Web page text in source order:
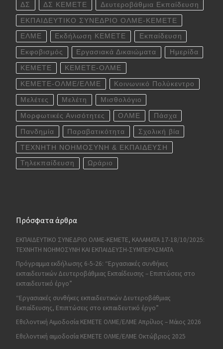
ΔΣ ΔΣ ΚΕΜΕΤΕ Δευτεροβάθμια Εκπαίδευση
ΕΚΠΑΙΔΕΥΤΙΚΟ ΣΥΝΕΔΡΙΟ ΟΛΜΕ-ΚΕΜΕΤΕ
ΕΛΜΕ Εκδήλωση ΚΕΜΕΤΕ Εκπαίδευση
Εκφοβισμός Εργασιακά Δικαιώματα Ημερίδα
ΚΕΜΕΤΕ ΚΕΜΕΤΕ-ΟΛΜΕ
ΚΕΜΕΤΕ-ΟΛΜΕ/ΕΛΜΕ Κοινωνικό Πολύκεντρο
Μελέτες Μελέτη Μισθολόγιο
Μορφωτικές Ανισότητες ΟΛΜΕ Πάσχα
Πανδημία Παραβατικότητα Σχολική βία
ΤΕΧΝΗΤΗ ΝΟΗΜΟΣΥΝΗ & ΕΚΠΑΙΔΕΥΣΗ
Τηλεκπαίδευση Ωράριο
Πρόσφατα άρθρα
ΕΚΠΑΙΔΕΥΤΙΚΟ ΣΥΝΕΔΡΙΟ ΟΛΜΕ-ΚΕΜΕΤΕ, ΚΑΛΑΜΑΤΑ 17-18/10/2025:
ΤΕΧΝΗΤΗ ΝΟΗΜΟΣΥΝΗ ΚΑΙ ΕΚΠΑΙΔΕΥΣΗ-ΣΥΜΠΕΡΑΣΜΑΤΑ
Πρόγραμμα εκδήλωσης 6-5-26: “Εργασιακές συνθήκες
εκπαιδευτικών Δευτεροβάθμιας Εκπαίδευσης – Επιπτώσεις στο
εκπαιδευτικό έργο”
“Εργασιακές συνθήκες εκπαιδευτικών Δευτεροβάθμιας
Εκπαίδευσης, Επιπτώσεις στο εκπαιδευτικό έργο”
Εθελοντική Αιμοδοσία ΚΕΜΕΤΕ ΟΛΜΕ/ΕΛΜΕ Απρίλιος – Μάιος 2026
Εθελοντική αιμοδοσία ΚΕΜΕΤΕ ΟΛΜΕ/ΕΛΜΕ Οκτώβριος 2025